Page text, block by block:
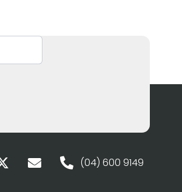
(04) 600 9149